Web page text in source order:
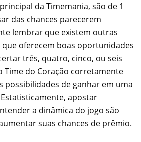
da Timemania, são de 1
das chances parecerem
lembrar que existem outras
que oferecem boas oportunidades
três, quatro, cinco, ou seis
Time do Coração corretamente
possibilidades de ganhar em uma
apostar
a dinâmica do jogo são
suas chances de prêmio.